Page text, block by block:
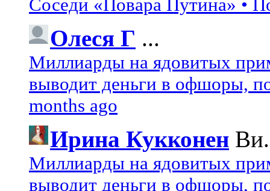
Соседи «Повара Путина» •
Олеся Г ...
Миллиарды на ядовитых
выводит деньги в офшоры,
months ago
Ирина Кукконен
Миллиарды на ядовитых
выводит деньги в офшоры,